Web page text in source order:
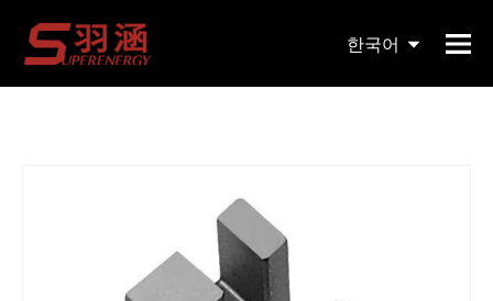
한국어
현재 위치: 홈페이지
Ee/Ei/Pq/Efd 코어 Mn Zn 소프트 파워 페라이트 코어